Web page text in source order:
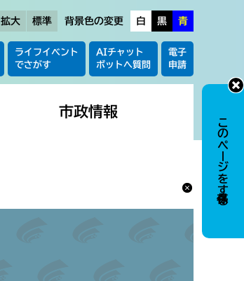
拡大 標準 背景色の変更 白 黒 青
ライフイベント
でさがす
AIチャット
ボットへ質問
電子
申請
市政情報
このページを保存する